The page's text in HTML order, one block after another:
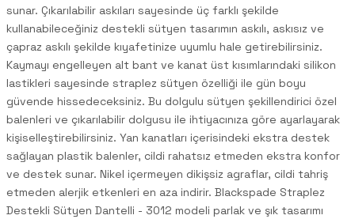
sunar. Çıkarılabilir askıları sayesinde üç farklı şekilde
kullanabileceğiniz destekli sütyen tasarımın askılı, askısız ve
çapraz askılı şekilde kıyafetinize uyumlu hale getirebilirsiniz.
Kaymayı engelleyen alt bant ve kanat üst kısımlarındaki silikon
lastikleri sayesinde straplez sütyen özelliği ile gün boyu
güvende hissedeceksiniz. Bu dolgulu sütyen şekillendirici özel
balenleri ve çıkarılabilir dolgusu ile ihtiyacınıza göre ayarlayarak
kişiselleştirebilirsiniz. Yan kanatları içerisindeki ekstra destek
sağlayan plastik balenler, cildi rahatsız etmeden ekstra konfor
ve destek sunar. Nikel içermeyen dikişsiz agraflar, cildi tahriş
etmeden alerjik etkenleri en aza indirir. Blackspade Straplez
Destekli Sütyen Dantelli - 3012 modeli parlak ve şık tasarımı